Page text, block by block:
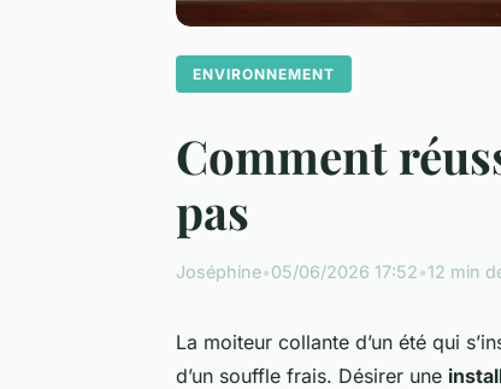
ENVIRONNEMENT
Comment
pas
Joséphine•05/06/2026 17:52•12 min
La moiteur collante d’un été qui
d’un souffle frais. Désirer une